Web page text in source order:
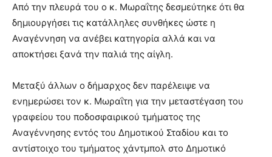
Από την πλευρά του ο κ. Μωραΐτης δεσμεύτηκε ότι θα
δημιουργήσει τις κατάλληλες συνθήκες ώστε η
Αναγέννηση να ανέβει κατηγορία αλλά και να
αποκτήσει ξανά την παλιά της αίγλη.
Μεταξύ άλλων ο δήμαρχος δεν παρέλειψε να
ενημερώσει τον κ. Μωραΐτη για την μεταστέγαση του
γραφείου του ποδοσφαιρικού τμήματος της
Αναγέννησης εντός του Δημοτικού Σταδίου και το
αντίστοιχο του τμήματος χάντμπολ στο Δημοτικό